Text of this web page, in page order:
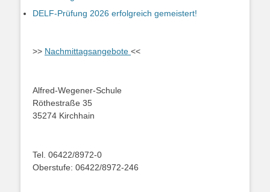
DELF-Prüfung 2026 erfolgreich gemeistert!
>> Nachmittagsangebote <<
Alfred-Wegener-Schule
Röthestraße 35
35274 Kirchhain
Tel. 06422/8972-0
Oberstufe: 06422/8972-246